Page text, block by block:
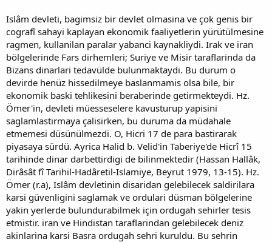
Islâm devleti, bagimsiz bir devlet olmasina ve çok genis bir
cografî sahayi kaplayan ekonomik faaliyetlerin yürütülmesine
ragmen, kullanilan paralar yabanci kaynakliydi. Irak ve iran
bölgelerinde Fars dirhemleri; Suriye ve Misir taraflarinda da
Bizans dinarlari tedavülde bulunmaktaydi. Bu durum o
devirde henüz hissedilmeye baslanmamis olsa bile, bir
ekonomik baski tehlikesini beraberinde getirmekteydi. Hz.
Ömer'in, devleti müesseselere kavusturup yapisini
saglamlastirmaya çalisirken, bu duruma da müdahale
etmemesi düsünülmezdi. O, Hicri 17 de para bastirarak
piyasaya sürdü. Ayrica Halid b. Velid'in Taberiye'de Hicrî 15
tarihinde dinar darbettirdigi de bilinmektedir (Hassan Hallâk,
Dirâsât fî Tarihil-Hadâretil-Islamiye, Beyrut 1979, 13-15). Hz.
Ömer (r.a), Islâm devletinin disaridan gelebilecek saldirilara
karsi güvenligini saglamak ve ordulari düsman bölgelerine
yakin yerlerde bulundurabilmek için ordugah sehirler tesis
etmistir. iran ve Hindistan taraflarindan gelebilecek deniz
akinlarina karsi Basra ordugah sehri kuruldu. Bu sehrin